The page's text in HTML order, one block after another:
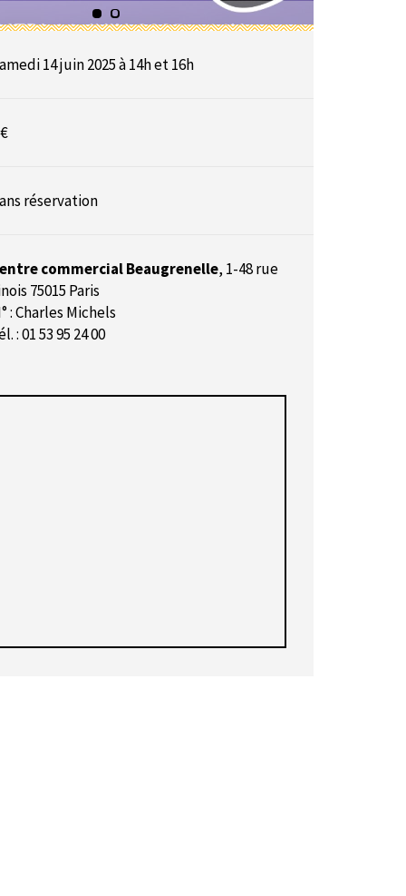
14 juin 2025 à 14h et 16h
réservation
commercial Beaugrenelle, 1-48 rue
75015 Paris
: Charles Michels
: 01 53 95 24 00